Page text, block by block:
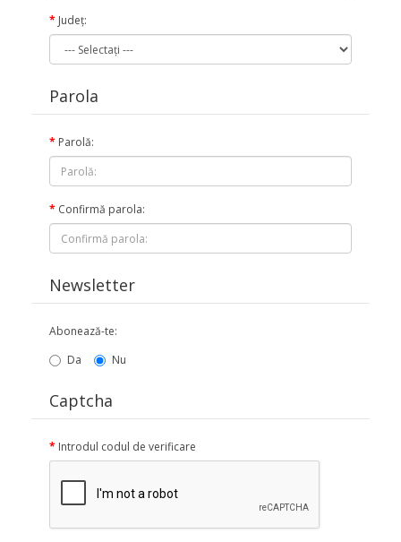
Judeţ:
Parola
Parolă:
Confirmă parola:
Newsletter
Abonează-te:
Da
Nu
Captcha
Introdul codul de verificare